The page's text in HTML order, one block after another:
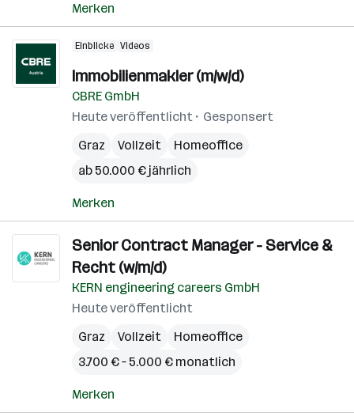
Merken
Einblicke Videos
Immobilienmakler (m/w/d)
CBRE GmbH
Heute veröffentlicht
Gesponsert
Graz
Vollzeit
Homeoffice
ab 50.000 € jährlich
Merken
Senior Contract Manager - Service &
Recht (w/m/d)
KERN engineering careers GmbH
Heute veröffentlicht
Graz
Vollzeit
Homeoffice
3.700 € – 5.000 € monatlich
Merken